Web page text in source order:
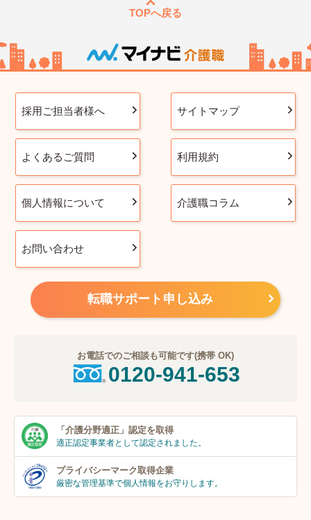
TOPへ戻る
採用ご担当者様へ サイトマップ
よくあるご質問 利用規約
個人情報について 介護職コラム
お問い合わせ
転職サポート申し込み
お電話でのご相談も可能です(携帯 OK)
0120-941-653
「介護分野適正」 認定を取得
適正認定事業者として認定されました。
プライバシーマーク取得企業
厳密な管理基準で個人情報をお守りします。